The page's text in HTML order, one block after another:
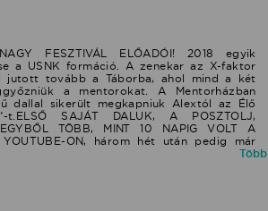
dalokat, átiratokat, világslágreket és
stílusban. FORMÁCIÓK:LIVE
főVoice & Piano akusztikus kiskoncertFél-
FESZTIVÁL ELŐADÓI! 2018 egyik
a USNK formáció. A zenekar az X-faktor
jutott tovább a Táborba, ahol mind a két
a mentorokat. A Mentorházban
dallal sikerült megkapniuk Alextól az Élő
t.ELSŐ SAJÁT DALUK, A POSZTOLJ,
EGYBŐL TÖBB, MINT 10 NAPIG VOLT A
YOUTUBE-ON, három hét után pedig már
büszkélkedhet!!FogyaszdEl! és
Több